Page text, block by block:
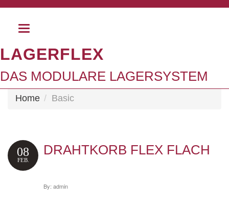
Toggle
LAGERFLEX
DAS MODULARE LAGERSYSTEM
Home Basic
08
FEB.
DRAHTKORB FLEX FLACH
By: admin